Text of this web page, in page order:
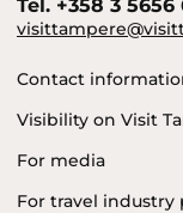
Tel. +358 3
Contact
Visibility on Visit
For media
For travel industry